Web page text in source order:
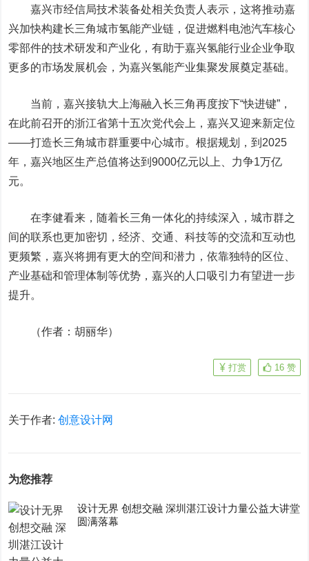
嘉兴市经信局技术装备处相关负责人表示，这将推动嘉
兴加快构建长三角城市氢能产业链，促进燃料电池汽车核心
零部件的技术研发和产业化，有助于嘉兴氢能行业企业争取
更多的市场发展机会，为嘉兴氢能产业集聚发展奠定基础。
当前，嘉兴接轨大上海融入长三角再度按下“快进键”，
在此前召开的浙江省第十五次党代会上，嘉兴又迎来新定位
——打造长三角城市群重要中心城市。根据规划，到2025
年，嘉兴地区生产总值将达到9000亿元以上、力争1万亿
元。
在李健看来，随着长三角一体化的持续深入，城市群之
间的联系也更加密切，经济、交通、科技等的交流和互动也
更频繁，嘉兴将拥有更大的空间和潜力，依靠独特的区位、
产业基础和管理体制等优势，嘉兴的人口吸引力有望进一步
提升。
（作者：胡丽华）
16 赞
打赏
关于作者:创意设计网
为您推荐
设计无界 创想交融 深圳湛江设计力量公益大讲堂
圆满落幕